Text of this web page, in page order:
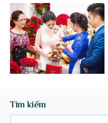
Tìm kiếm